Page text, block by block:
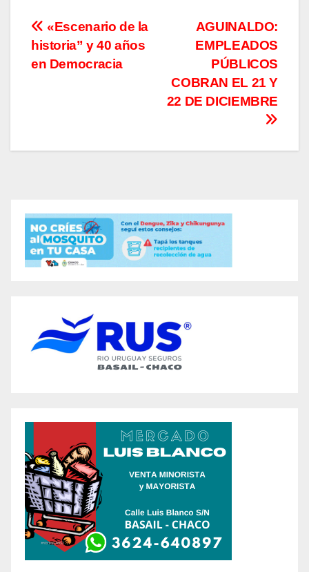
Navegación
de
AGUINALDO:
EMPLEADOS
PÚBLICOS
COBRAN EL 21 Y
22 DE DICIEMBRE
«Escenario de la
historia” y 40 años
en Democracia